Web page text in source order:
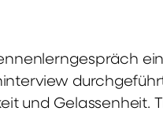
und Gelassenheit.